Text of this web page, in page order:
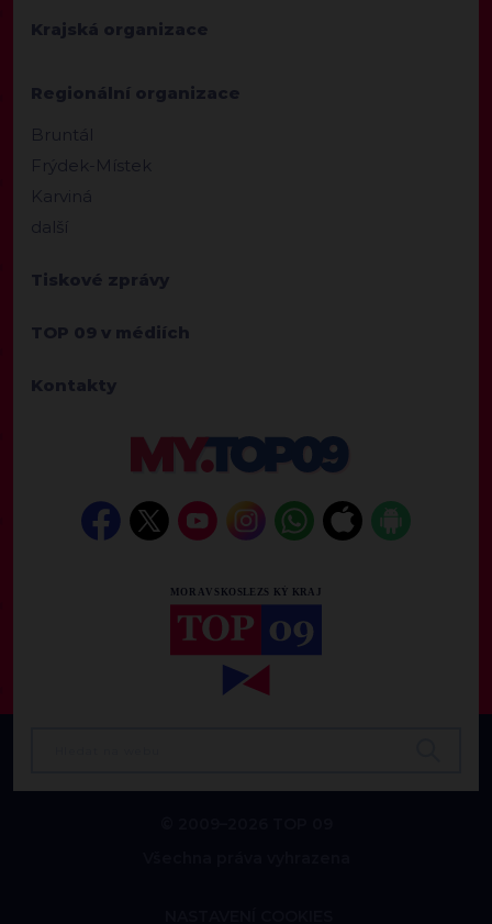
Krajská organizace
Regionální organizace
Bruntál
Frýdek-Místek
Karviná
další
Tiskové zprávy
TOP 09 v médiích
Kontakty